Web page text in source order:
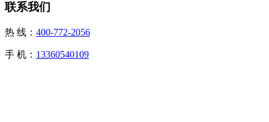
联系我们
热 线： 400-772-2056
手 机： 13360540109